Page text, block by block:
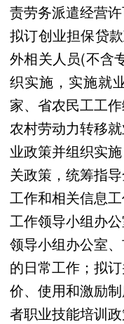
责劳务派遣经营
拟订创业担保贷
外相关人员(不含
织实施，实施就
家、省农民工工
农村劳动力转移
业政策并组织实
关政策，统筹指
工作和相关信息
工作领导小组办
领导小组办公室
的日常工作；拟
价、使用和激励
者职业技能培训